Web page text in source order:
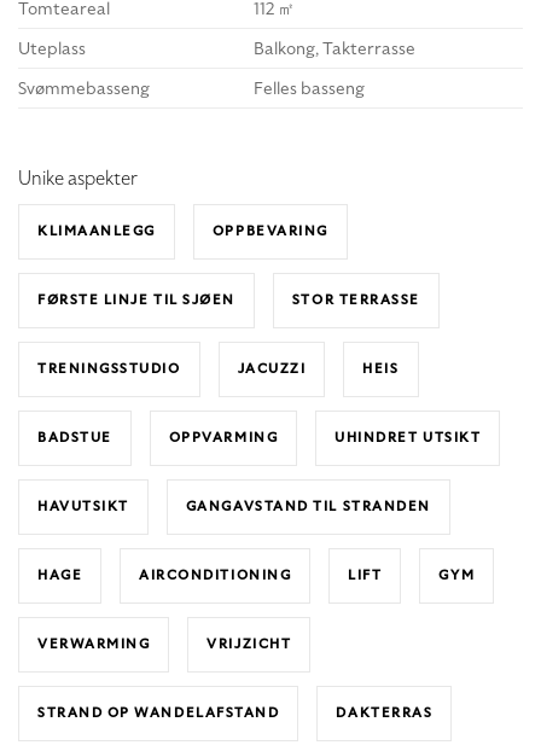
Leilighetene ligger på første linje, kun et
steinkast fra stranden.
soverom, med priser fra
Tomteareal
112 ㎡
Uteplass
Balkong, Takterrasse
Svømmebasseng
Felles basseng
Unike aspekter
KLIMAANLEGG OPPBEVARING
FØRSTE LINJE TIL SJØEN STOR TERRASSE
TRENINGSSTUDIO JACUZZI HEIS
BADSTUE OPPVARMING UHINDRET UTSIKT
HAVUTSIKT GANGAVSTAND TIL STRANDEN
HAGE AIRCONDITIONING LIFT GYM
VERWARMING VRIJZICHT
STRAND OP WANDELAFSTAND DAKTERRAS